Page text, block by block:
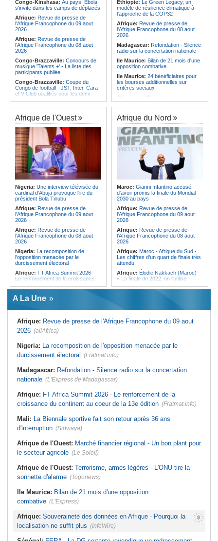
Afrique:Les statistiques clés avant
le quart de finale entre la Côte
d'Ivoire et l'Algérie
Afrique:
Le Maroc et l'Afrique du
la finale
Angola:Le MAT organise la
troisième édition de la Semaine du
développement local à Namibe
Congo-Kinshasa: Au pays, Ebola
s'invite dans les camps de déplacés
Afrique: Revue de presse de
l'Afrique Francophone du 09 aout
2026
Afrique: Revue de presse de
l'Afrique Francophone du 08 aout
2026
Congo-Brazzaville: Concours de
musique 'Talents +' - La liste des
participants publiée
Congo-Brazzaville: Coupe du
Congo de football - JST, Inter, Cara
et V Club qualifiés pour les demi-
Congo-Brazzaville:Lutte contre la
corruption - Les parlementaires
sensibilisés
Congo-Brazzaville:
Santé publique
- Ollombo réceptionne son hôpital de
référence
Congo-Brazzaville: Lutte contre
les épidémies - Les employés de la
maison de retraite Kambissi en
formation
Congo-Brazzaville:Distinction -
Darrel Ornelle Elion Assiana promue
maître-assistant Cames
Afrique: Naomi Eto (Cameroun) - «
Face au Nigeria, nous donnerons
tout sur le terrain. »
Ethiopie: Le Green Legacy, un
modèle de résilience climatique à
l'approche de la COP32
Afrique: Revue de presse de
l'Afrique Francophone du 08 aout
2026
Madagascar: Refondation - Silence
radio sur la concertation nationale
Ile Maurice: Bilan de 21 mois d'une
opposition combative
Ile Maurice: 24 bénéficiaires pour
les bourses additionnelles sur
critères sociaux
Afrique de l'Est:
« La dépendance
de l'Égypte vis-à-vis du régime
érythréen aggrave l'instabilité dans
la région de la Corne de l'Afrique »,
selon le RSADO
Ethiopie: Le peuple oromo s'est
historiquement opposé à des
systèmes administratifs défaillants
Ethiopie:« Le renforcement des
capacités de l'armée de l'air
éthiopienne consolide la dissuasion
nationale », déclare le commandant
Afrique de l'Est:« Les dirigeants
érythréens font obstacle à la stabilité
et au développement de la région »,
selon un professeur de l'université
d'Uppsala
Ile Maurice:
Dharam Gokhool -
mo sekirite»
Afrique de l'Ouest
Nigeria: Une interview télévisée du
cardinal d'Abuja provoque l'ire du
président Bola Tinubu
Afrique: Revue de presse de
l'Afrique Francophone du 09 aout
2026
Afrique: Revue de presse de
l'Afrique Francophone du 08 aout
2026
Nigeria: La recomposition de
l'opposition menacée par le
durcissement électoral
Afrique: FT Africa Summit 2026 -
Le renforcement de la croissance
édition
Mali:La Biennale sportive fait son
financier régional - Un bon plant
pour le secteur agricole
armes légères - L'ONU tire la
sonnette d'alarme
Sénégal:FERA - La DG sortante
financier du fonds
Sénégal:Affaire d'actes contre
Pikine-Guédiawaye interjette appel
de l'ordonnance de non-lieu partiel et
de renvoi de plusieurs prévenus
Afrique du Nord
Maroc: Gianni Infantino accusé
d'avoir promis la finale du Mondial
2030 au pays
Afrique: Revue de presse de
l'Afrique Francophone du 09 aout
2026
Afrique: Revue de presse de
l'Afrique Francophone du 08 aout
2026
Afrique: Maroc - Afrique du Sud -
Les chiffres d'un quart de finale très
attendu
Afrique: Élodie Nakkach (Maroc) -
« La finale de 2022, on l'utilise
l'avant »
d'Ivoire et l'Algérie
Afrique:Le Maroc et l'Afrique du
Afrique:
Côte d'Ivoire - Algérie, un
duel de contrastes
Afrique:
quart
Tunisie:
interconnecté « One Health »
A La Une
Afrique: Revue de presse de l'Afrique Francophone du 09 aout
2026 (allAfrica)
Nigeria: La recomposition de l'opposition menacée par le
durcissement électoral (Fratmat.info)
Madagascar: Refondation - Silence radio sur la concertation
nationale (L'Express de Madagascar)
Afrique: FT Africa Summit 2026 - Le renforcement de la
croissance du continent au coeur de la 13e édition (Fratmat.info)
Mali: La Biennale sportive fait son retour après 36 ans
d'interruption (Sidwaya)
Afrique de l'Ouest: Marché financier régional - Un bon plant pour
le secteur agricole (Le Soleil)
Afrique de l'Ouest: Terrorisme, armes légères - L'ONU tire la
sonnette d'alarme (Togonews)
Ile Maurice: Bilan de 21 mois d'une opposition
combative (L'Express)
Afrique: Souveraineté des données en Afrique - Pourquoi la
localisation ne suffit plus (InfoWire)